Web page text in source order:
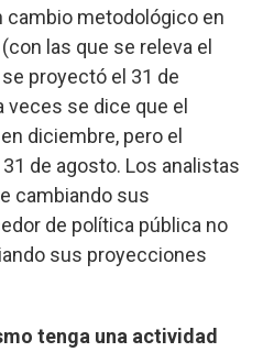
metodológico en
las que se releva el
proyectó el 31 de
veces se dice que el
diciembre, pero el
de agosto. Los analistas
cambiando sus
de política pública no
sus proyecciones
tenga una actividad